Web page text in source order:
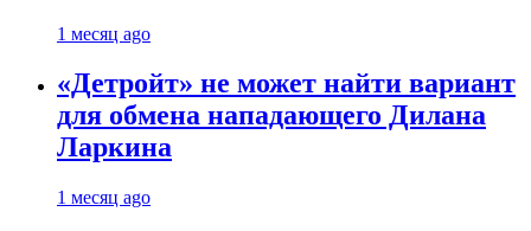
1 месяц ago
«Детройт» не может найти вариант
для обмена нападающего Дилана
Ларкина
1 месяц ago